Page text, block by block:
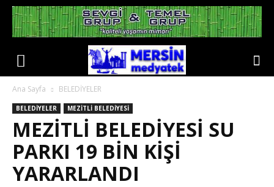
Ana Sayfa BELEDİYELER
BELEDİYELER MEZİTLİ BELEDİYESİ
MEZİTLİ BELEDİYESİ SU
PARKI 19 BİN KİŞİ
YARARLANDI